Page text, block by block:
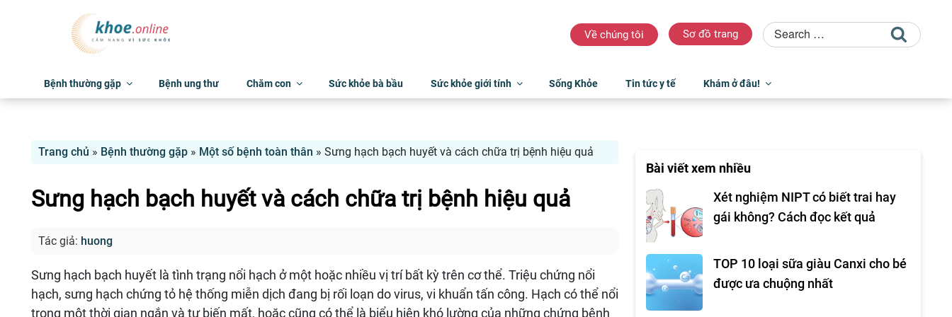
Về chúng tôi Sơ đồ trang
Bệnh thường gặp Bệnh ung thư Chăm con Sức khỏe bà bầu Sức khỏe giới tính Sống Khỏe Tin tức y tế Khám ở đâu!
Trang chủ » Bệnh thường gặp » Một số bệnh toàn thân » Sưng hạch bạch huyết và cách chữa trị bệnh hiệu quả
Sưng hạch bạch huyết và cách chữa trị bệnh hiệu quả
Tác giả: huong
Sưng hạch bạch huyết là tình trạng nổi hạch ở một hoặc nhiều vị trí bất kỳ trên cơ thể. Triệu chứng nổi
hạch, sưng hạch chứng tỏ hệ thống miễn dịch đang bị rối loạn do virus, vi khuẩn tấn công. Hạch có thể nổi
trong một thời gian ngắn và tự biến mất, hoặc cũng có thể là biểu hiện khó lường của những chứng bệnh
Bài viết xem nhiều
Xét nghiệm NIPT có biết trai hay
gái không? Cách đọc kết quả
TOP 10 loại sữa giàu Canxi cho bé
được ưa chuộng nhất